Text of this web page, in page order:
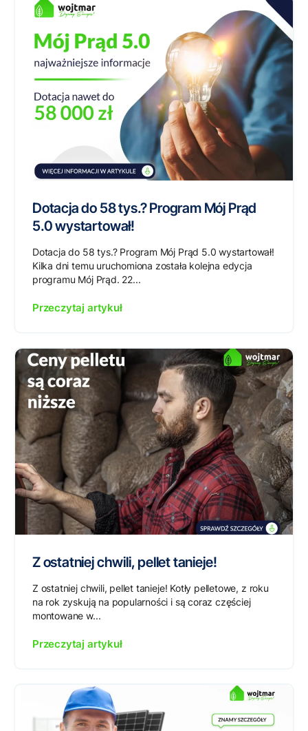
Dotacja do 58 tys.? Program Mój Prąd
5.0 wystartował!
Dotacja do 58 tys.? Program Mój Prąd 5.0 wystartował!
Kilka dni temu uruchomiona została kolejna edycja
programu Mój Prąd. 22...
Przeczytaj artykuł
Z ostatniej chwili, pellet tanieje!
Z ostatniej chwili, pellet tanieje! Kotły pelletowe, z roku
na rok zyskują na popularności i są coraz częściej
montowane w...
Przeczytaj artykuł